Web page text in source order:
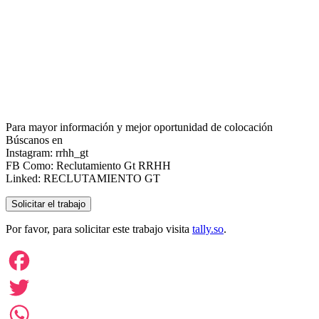
Para mayor información y mejor oportunidad de colocación
Búscanos en
Instagram: rrhh_gt
FB Como: Reclutamiento Gt RRHH
Linked: RECLUTAMIENTO GT
Por favor, para solicitar este trabajo visita tally.so.